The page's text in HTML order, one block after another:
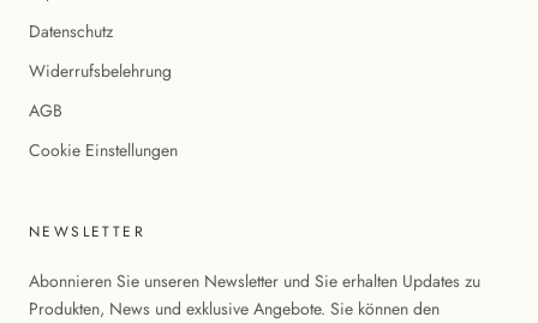
Datenschutz
Widerrufsbelehrung
AGB
Cookie Einstellungen
NEWSLETTER
Abonnieren Sie unseren Newsletter und Sie erhalten Updates zu
Produkten, News und exklusive Angebote. Sie können den